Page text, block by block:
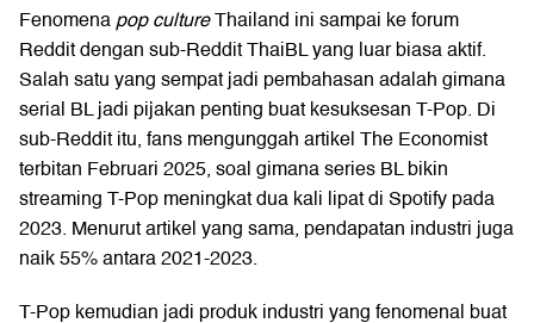
Fenomenapop cultureThailand ini sampai ke forum
Reddit dengan sub-Reddit ThaiBL yang luar biasa aktif.
Salah satu yang sempat jadi pembahasan adalah gimana
serial BL jadi pijakan penting buat kesuksesan T-Pop. Di
sub-Reddit itu, fans mengunggah artikel The Economist
terbitan Februari 2025, soal gimana series BL bikin
streaming T-Pop meningkat dua kali lipat di Spotify pada
2023. Menurut artikel yang sama, pendapatan industri juga
naik 55% antara 2021-2023.
T-Pop kemudian jadi produk industri yang fenomenal buat